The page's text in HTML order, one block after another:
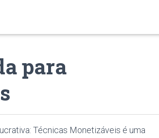
para
Técnicas Monetizáveis é uma